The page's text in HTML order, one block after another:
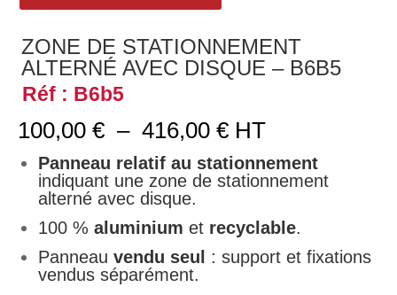
ZONE DE STATIONNEMENT
ALTERNÉ AVEC DISQUE – B6B5
Réf : B6b5
100,00€ – 416,00€Plage
de
prix :
100,00 €
416,00 €
HT
Panneau relatif au stationnement
indiquant une zone de stationnement
alterné avec disque.
100 %aluminiumet recyclable.
Panneau vendu seul
: support et fixations
vendus séparément.